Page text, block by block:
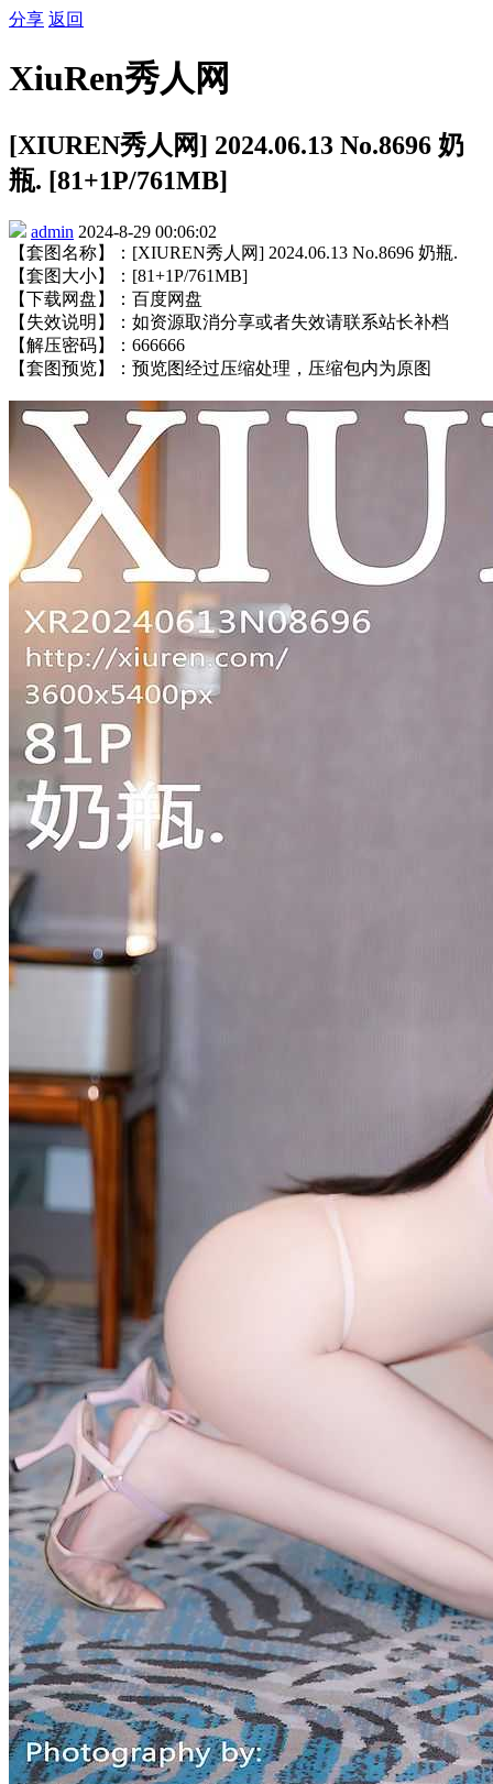
分享 返回
XiuRen秀人网
[XIUREN秀人网] 2024.06.13 No.8696 奶
瓶. [81+1P/761MB]
admin 2024-8-29 00:06:02
【套图名称】：[XIUREN秀人网] 2024.06.13 No.8696 奶瓶.
【套图大小】：[81+1P/761MB]
【下载网盘】：百度网盘
【失效说明】：如资源取消分享或者失效请联系站长补档
【解压密码】：666666
【套图预览】：预览图经过压缩处理，压缩包内为原图